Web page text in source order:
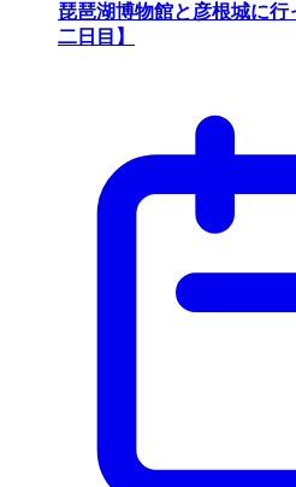
琵琶湖博物館と彦根城に
二日目】